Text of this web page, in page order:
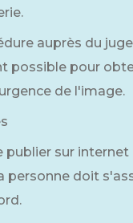
auprès du
possible pour
de l'image.
publier sur
personne doit